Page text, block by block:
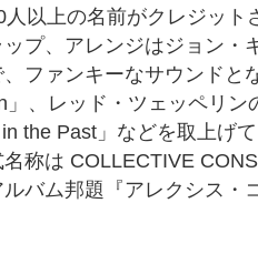
以上の名前がクレジット
プ、アレンジはジョン・
ファンキーなサウンドと
」、レッド・ツェッペリ
the Past」などを取上げ
称は COLLECTIVE
ルバム邦題『アレクシス